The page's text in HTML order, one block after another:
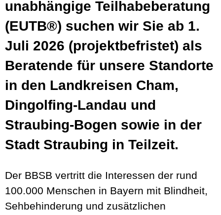
unabhängige Teilhabeberatung
(EUTB®) suchen wir Sie ab 1.
Juli 2026 (projektbefristet) als
Beratende für unsere Standorte
in den Landkreisen Cham,
Dingolfing-Landau und
Straubing-Bogen sowie in der
Stadt Straubing in Teilzeit.
Der BBSB vertritt die Interessen der rund
100.000 Menschen in Bayern mit Blindheit,
Sehbehinderung und zusätzlichen